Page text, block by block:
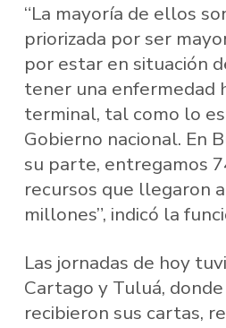
“La mayoría de ellos
priorizada por ser
por estar en situación
tener una enfermedad
terminal, tal como lo
Gobierno nacional. En
su parte, entregamos
recursos que llegaron
millones”, indicó la
Las jornadas de hoy
Cartago y Tuluá,
recibieron sus cartas,